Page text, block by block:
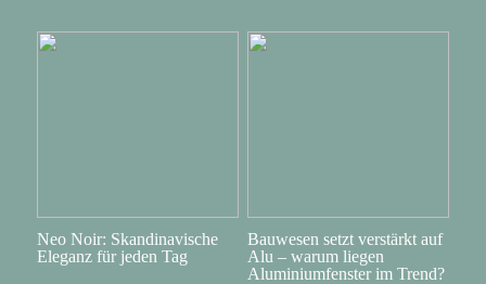
Neo Noir: Skandinavische
Eleganz für jeden Tag
Bauwesen setzt verstärkt auf
Alu – warum liegen
Aluminiumfenster im Trend?